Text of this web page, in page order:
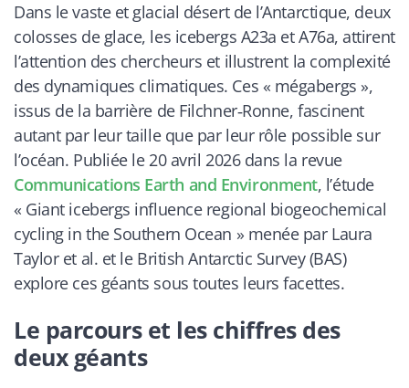
Dans le vaste et glacial désert de l’Antarctique, deux
colosses de glace, les icebergs A23a et A76a, attirent
l’attention des chercheurs et illustrent la complexité
des dynamiques climatiques. Ces « mégabergs »,
issus de la barrière de Filchner‑Ronne, fascinent
autant par leur taille que par leur rôle possible sur
l’océan. Publiée le 20 avril 2026 dans la revue
Communications Earth and Environment, l’étude
« Giant icebergs influence regional biogeochemical
cycling in the Southern Ocean » menée par Laura
Taylor et al. et le British Antarctic Survey (BAS)
explore ces géants sous toutes leurs facettes.
Le parcours et les chiffres des
deux géants